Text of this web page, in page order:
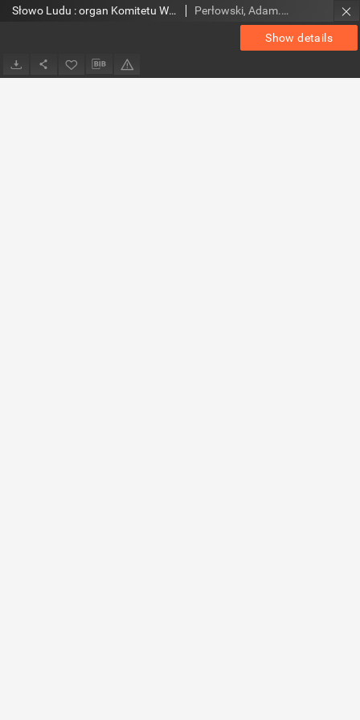
Show details
Słowo Ludu : organ Komitetu Wojewódzkiego Polskiej Zjednoczonej Partii Robotniczej, 1953, R.5, nr 173 Perłowski, Adam. Red.